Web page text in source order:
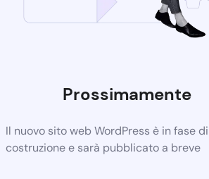
Prossimamente
Il nuovo sito web WordPress è in fase di
costruzione e sarà pubblicato a breve